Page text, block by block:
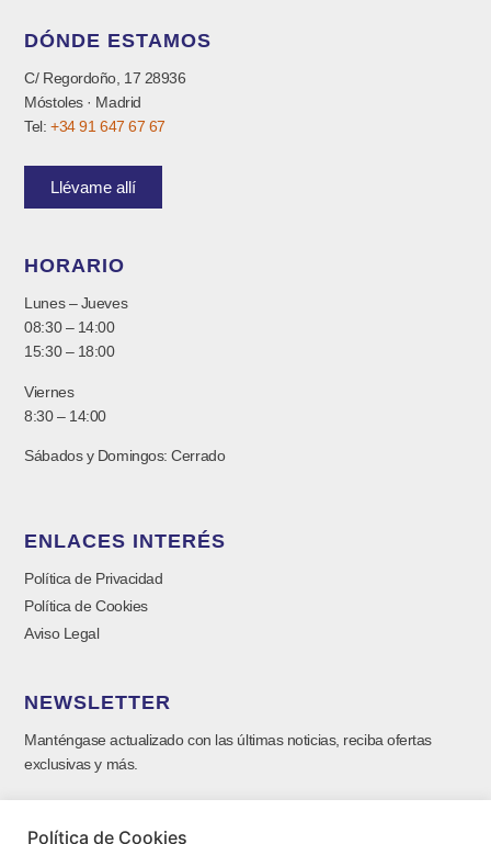
DÓNDE ESTAMOS
C/ Regordoño, 17 28936
Móstoles · Madrid
Tel:+34 91 647 67 67
Llévame allí
HORARIO
Lunes – Jueves
08:30 – 14:00
15:30 – 18:00
Viernes
8:30 – 14:00
Sábados y Domingos: Cerrado
ENLACES INTERÉS
Política de Privacidad
Política de Cookies
Aviso Legal
NEWSLETTER
Manténgase actualizado con las últimas noticias, reciba ofertas
exclusivas y más.
Política de Cookies